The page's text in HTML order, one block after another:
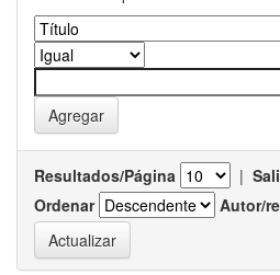
Resultados/Página |
Ordenar
Autor/